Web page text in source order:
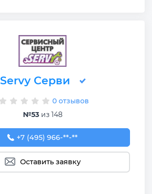
Servy Серви
0 отзывов
№53из 148
+7 (495) 966-23-45
+7 (495) 966-**-**
Оставить заявку